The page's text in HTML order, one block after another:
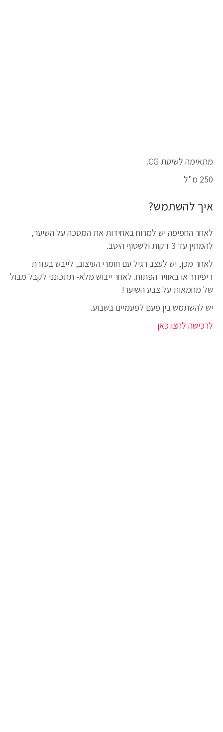
מתאימה לשיטת CG.
250 מ"ל
איך להשתמש?
לאחר החפיפה יש למרוח באחידות את המסכה על השיער,
להמתין עד 3 דקות ולשטוף היטב.
לאחר מכן, יש לעצב רגיל עם חומרי העיצוב, לייבש בעזרת
דיפיוזר או באוויר הפתוח. לאחר ייבוש מלא- תתכונני לקבל מבול
של מחמאות על צבע השיער!
יש להשתמש בין פעם לפעמיים בשבוע.
לרכישה לחצו כאן